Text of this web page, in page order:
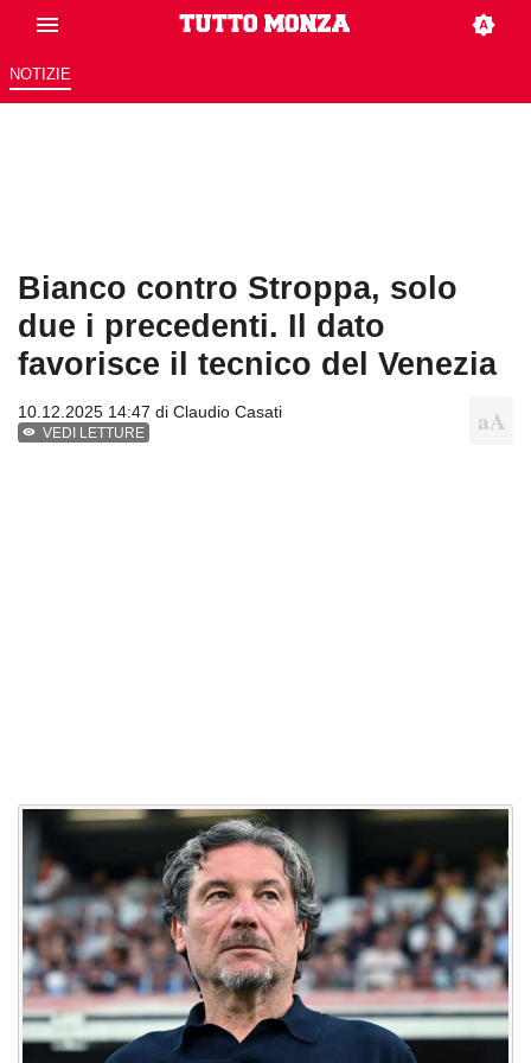
NOTIZIE
Bianco contro Stroppa, solo
due i precedenti. Il dato
favorisce il tecnico del Venezia
10.12.2025 14:47 di Claudio Casati
VEDI LETTURE